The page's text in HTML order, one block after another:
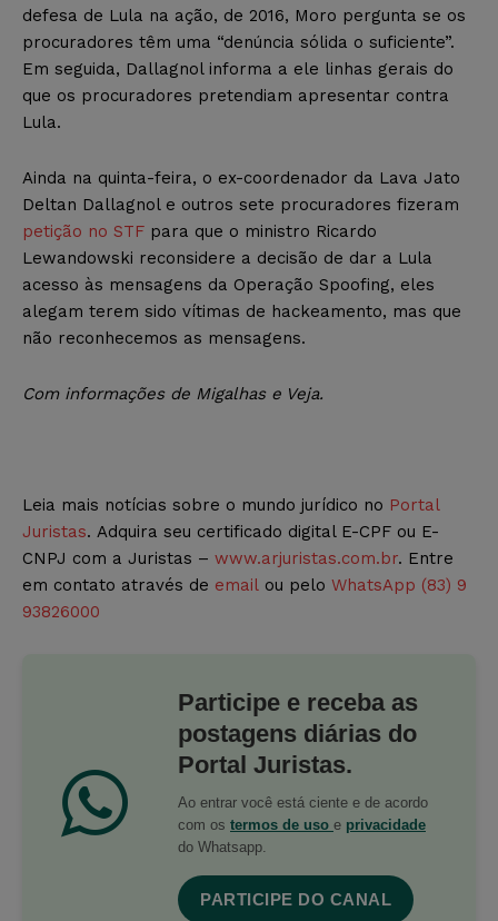
defesa de Lula na ação, de 2016, Moro pergunta se os
procuradores têm uma “denúncia sólida o suficiente”.
Em seguida, Dallagnol informa a ele linhas gerais do
que os procuradores pretendiam apresentar contra
Lula.
Ainda na quinta-feira, o ex-coordenador da Lava Jato
Deltan Dallagnol e outros sete procuradores fizeram
petição no STF para que o ministro Ricardo
Lewandowski reconsidere a decisão de dar a Lula
acesso às mensagens da Operação Spoofing, eles
alegam terem sido vítimas de hackeamento, mas que
não reconhecemos as mensagens.
Com informações de Migalhas e Veja.
Leia mais notícias sobre o mundo jurídico no Portal
Juristas. Adquira seu certificado digital E-CPF ou E-
CNPJ com a Juristas – www.arjuristas.com.br. Entre
em contato através de email ou pelo WhatsApp (83) 9
93826000
Participe e receba as
postagens diárias do
Portal Juristas.
Ao entrar você está ciente e de acordo
com os termos de uso e privacidade
do Whatsapp.
PARTICIPE DO CANAL